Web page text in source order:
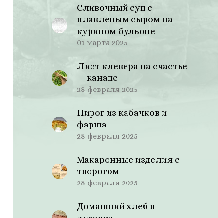
Сливочный суп с
плавленым сыром на
курином бульоне
01 марта 2025
Лист клевера на счастье
— канапе
28 февраля 2025
Пирог из кабачков и
фарша
28 февраля 2025
Макаронные изделия с
творогом
28 февраля 2025
Домашний хлеб в